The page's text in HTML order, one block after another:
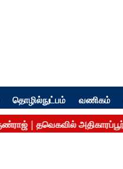
தொழில்நுட்பம் வணிகம்